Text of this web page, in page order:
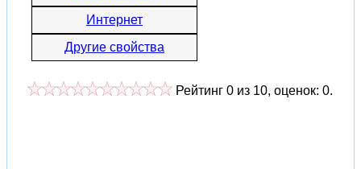
Интернет
Другие свойства
Рейтинг 0 из 10, оценок: 0.